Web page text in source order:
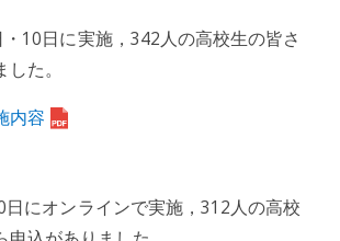
10日に実施，342人の高校生の皆さ
た。
内容
にオンラインで実施，312人の高校